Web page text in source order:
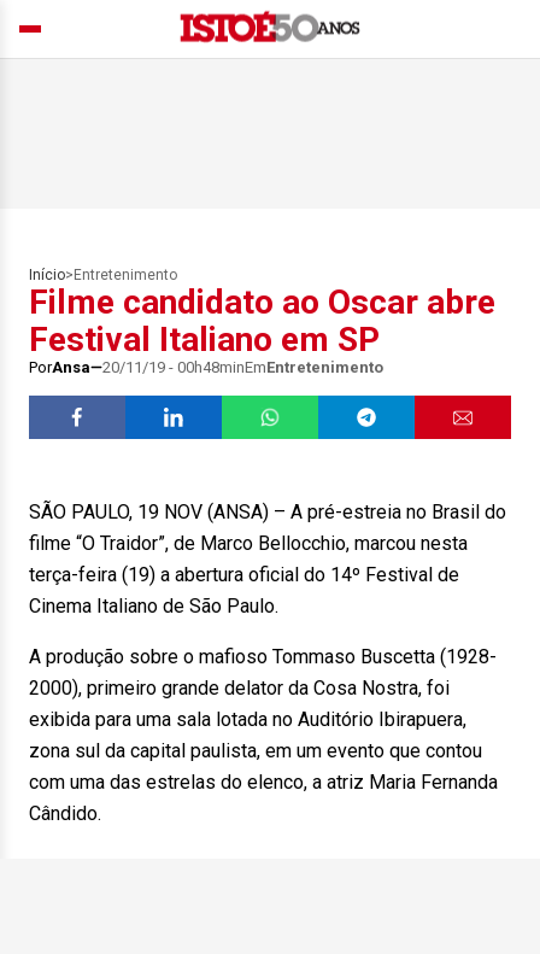
Início> Entretenimento
Filme candidato ao Oscar abre
Festival Italiano em SP
PorAnsa 20/11/19 - 00h48minEmEntretenimento
SÃO PAULO, 19 NOV (ANSA) – A pré-estreia no Brasil do
filme “O Traidor”, de Marco Bellocchio, marcou nesta
terça-feira (19) a abertura oficial do 14º Festival de
Cinema Italiano de São Paulo.
A produção sobre o mafioso Tommaso Buscetta (1928-
2000), primeiro grande delator da Cosa Nostra, foi
exibida para uma sala lotada no Auditório Ibirapuera,
zona sul da capital paulista, em um evento que contou
com uma das estrelas do elenco, a atriz Maria Fernanda
Cândido.